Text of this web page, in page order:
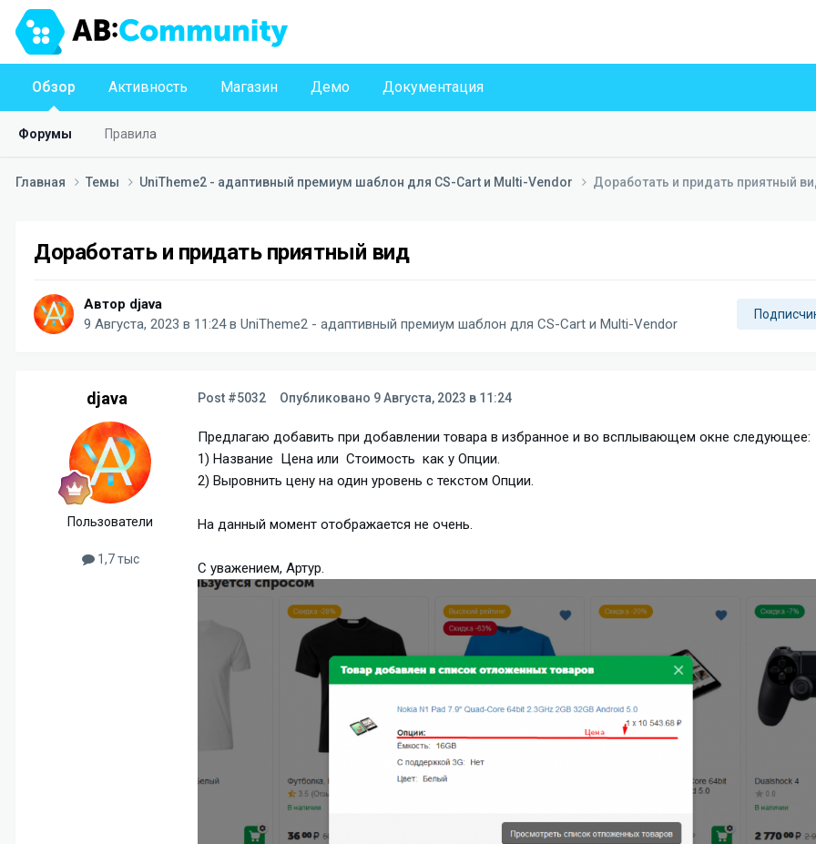
Обзор
Форумы Правила
Активность Магазин Демо Документация
Главная Темы UniTheme2 - адаптивный премиум шаблон для CS-Cart и Multi-Vendor Доработать и придать приятный
Доработать и придать приятный вид
Автор djava
9 Августа, 2023 в 11:24в UniTheme2 - адаптивный премиум шаблон для CS-Cart и Multi-Vendor
djava
Пользователи
1,7 тыс
Post #5032 Опубликовано 9 Августа, 2023 в 11:24
Предлагаю добавить при добавлении товара в избранное и во всплывающем окне следующее:
1) Название Цена или Стоимость как у Опции.
2) Выровнить цену на один уровень с текстом Опции.
На данный момент отображается не очень.
С уважением, Артур.